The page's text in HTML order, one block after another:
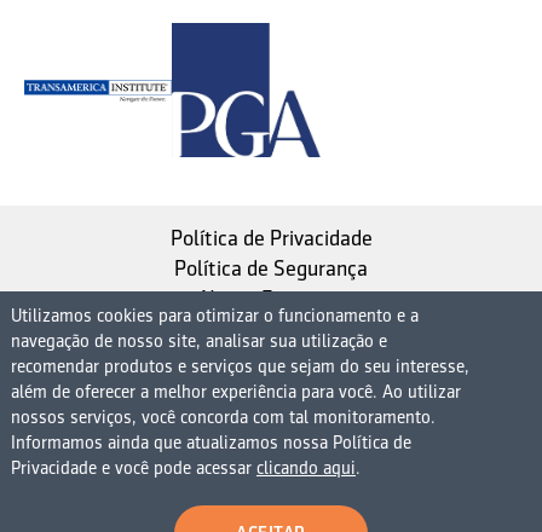
Política de Privacidade
Política de Segurança
Nosso Estatuto
Instituto de Longevidade MAG, uma empresa do
Grupo MAG
| CNPJ 08.474.765/0001-75
Avenida Presidente Juscelino Kubitschek, 1830, 15º
andar bloco 1 (parte), Condomínio Edifício São Luiz -
Vila Nova Conceição
Utilizamos cookies para otimizar o funcionamento e a
navegação de nosso site, analisar sua utilização e
recomendar produtos e serviços que sejam do seu interesse,
além de oferecer a melhor experiência para você. Ao utilizar
nossos serviços, você concorda com tal monitoramento.
Informamos ainda que atualizamos nossa Política de
Privacidade e você pode acessar clicando aqui.